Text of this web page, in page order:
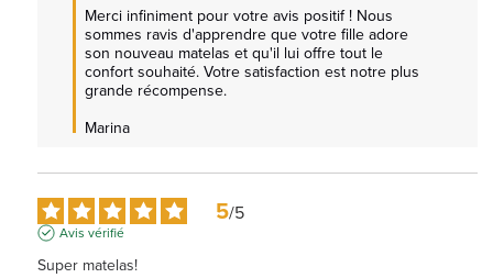
Merci infiniment pour votre avis positif ! Nous
sommes ravis d'apprendre que votre fille adore
son nouveau matelas et qu'il lui offre tout le
confort souhaité. Votre satisfaction est notre plus
grande récompense.
Marina
5/5
Avis vérifié
Super matelas!